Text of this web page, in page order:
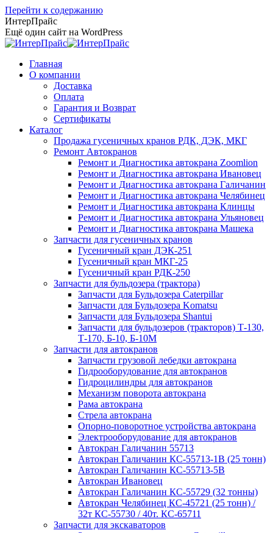
Перейти к содержанию
ИнтерПрайс
Ещё один сайт на WordPress
Главная
О компании
Доставка
Оплата
Гарантия и Возврат
Сертификаты
Каталог
Продажа гусеничных кранов РДК, ДЭК, МКГ
Ремонт Автокранов
Ремонт и Диагностика автокрана Zoomlion
Ремонт и Диагностика автокрана Ивановец
Ремонт и Диагностика автокрана Галичанин
Ремонт и Диагностика автокрана Челябинец
Ремонт и Диагностика автокрана Клинцы
Ремонт и Диагностика автокрана Ульяновец
Ремонт и Диагностика автокрана Машека
Запчасти для гусеничных кранов
Гусеничный кран ДЭК-251
Гусеничный кран МКГ-25
Гусеничный кран РДК-250
Запчасти для бульдозера (трактора)
Запчасти для Бульдозера Caterpillar
Запчасти для Бульдозера Komatsu
Запчасти для Бульдозера Shantui
Запчасти для бульдозеров (тракторов) Т-130,
Т-170, Б-10, Б-10М
Запчасти для автокранов
Запчасти грузовой лебедки автокрана
Гидрооборудование для автокранов
Гидроцилиндры для автокранов
Механизм поворота автокрана
Рама автокрана
Стрела автокрана
Опорно-поворотное устройства автокрана
Электрооборудование для автокранов
Автокран Галичанин 55713
Автокран Галичанин КС-55713-1В (25 тонн)
Автокран Галичанин КС-55713-5В
Автокран Ивановец
Автокран Галичанин КС-55729 (32 тонны)
Автокран Челябинец КС-45721 (25 тонн) /
32т КС-55730 / 40т. КС-65711
Запчасти для экскаваторов